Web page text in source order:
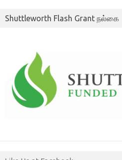
Shuttleworth Flash Grant நல்கை